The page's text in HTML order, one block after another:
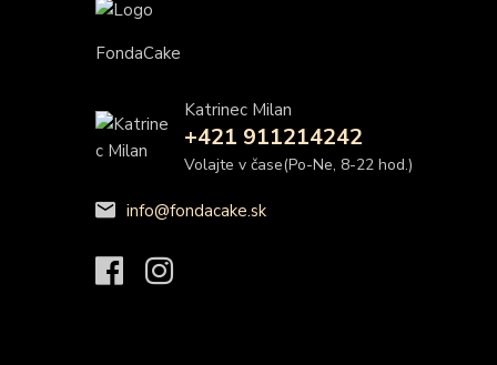
FondaCake
Katrinec Milan
+421 911214242
Volajte v čase(Po-Ne, 8-22 hod.)
info@fondacake.sk